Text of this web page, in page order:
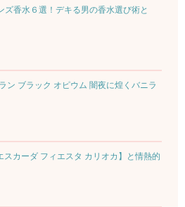
ズ香水６選！デキる男の香水選び術と
ン ブラック オピウム 闇夜に煌くバニラ
スカーダ フィエスタ カリオカ】と情熱的